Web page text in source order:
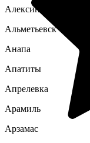
Алексин
Альметьевск
Анапа
Апатиты
Апрелевка
Арамиль
Арзамас